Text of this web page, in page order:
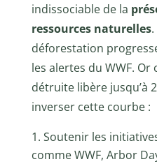
indissociable de la
ressources naturelles.
déforestation
les alertes du WWF.
détruite libère jusqu’à
inverser cette courbe :
Soutenir les
comme WWF, Arbor